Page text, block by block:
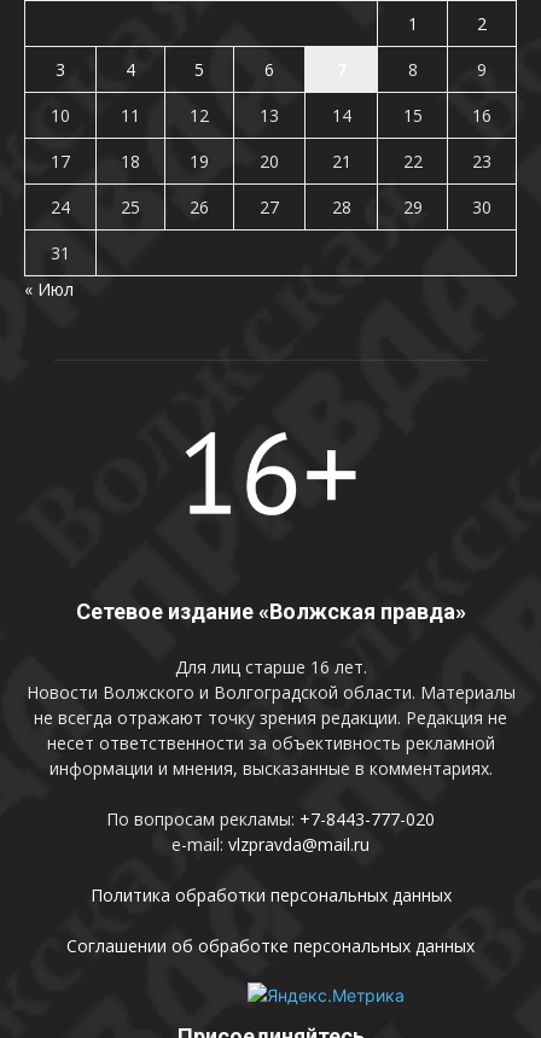
1
2
3
4 5 6 8
9
10
11 12 13 14 15
16
17
18 19 20 21 22
23
24
25 26 27 28 29
30
31
« Июл
Сетевое издание «Волжская правда»
Для лиц старше 16 лет.
Новости Волжского и Волгоградской области. Материалы
не всегда отражают точку зрения редакции. Редакция не
несет ответственности за объективность рекламной
информации и мнения, высказанные в комментариях.
По вопросам рекламы: +7-8443-777-020
e-mail: vlzpravda@mail.ru
Политика обработки персональных данных
Соглашении об обработке персональных данных